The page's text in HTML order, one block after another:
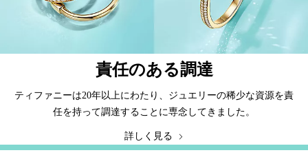
責任のある調達
ティファニーは20年以上にわたり、ジュエリーの稀少な資源を責
任を持って調達することに専念してきました。
詳しく見る